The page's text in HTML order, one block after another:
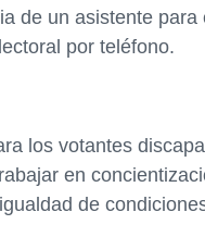
de un asistente
por teléfono.
los votantes
en
de